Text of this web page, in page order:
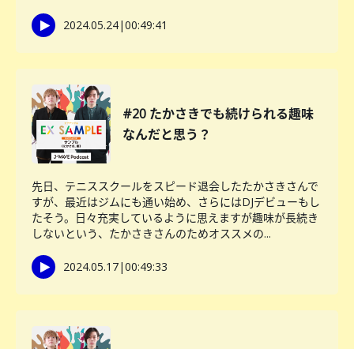
2024.05.24|00:49:41
#20 たかさきでも続けられる趣味
なんだと思う？
先日、テニススクールをスピード退会したたかさきさんで
すが、最近はジムにも通い始め、さらにはDJデビューもし
たそう。日々充実しているように思えますが趣味が長続き
しないという、たかさきさんのためオススメの...
2024.05.17|00:49:33